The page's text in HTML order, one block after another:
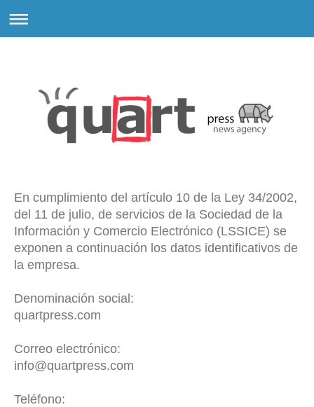
En cumplimiento del artículo 10 de la Ley 34/2002,
del 11 de julio, de servicios de la Sociedad de la
Información y Comercio Electrónico (LSSICE) se
exponen a continuación los datos identificativos de
la empresa.
Denominación social:
quartpress.com
Correo electrónico:
info@quartpress.com
Teléfono: